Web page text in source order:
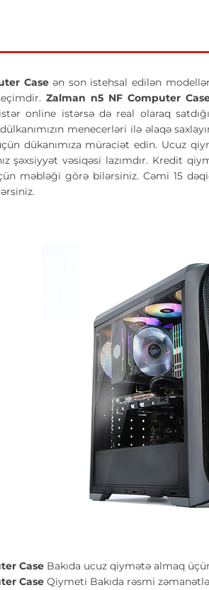
Caseən son istehsal edilən
Zalman n5 NF Computer
online istərsə də real olaraq
menecerləri ilə əlaqə
dükanımıza müraciət edin. Ucuz
şəxsiyyət vəsiqəsi lazımdır. Kredit
məbləği görə bilərsiniz. Cəmi 15
Case Bakıda ucuz qiymətə almaq
Case Qiymeti Bakıda rəsmi